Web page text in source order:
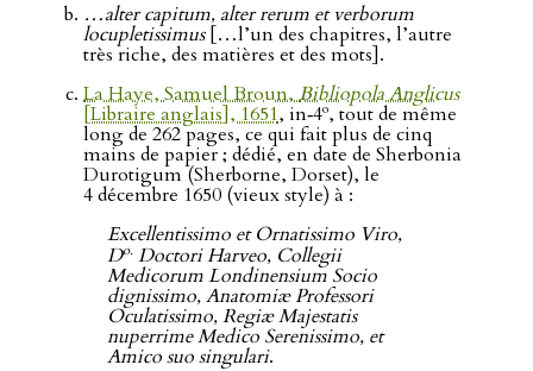
…alter capitum, alter rerum et verborum
locupletissimus[…l’un des chapitres, l’autre
très riche, des matières et des mots].
La Haye, Samuel Broun,Bibliopola Anglicus
[Libraire anglais], 1651, in‑4o, tout de même
long de 262 pages, ce qui fait plus de cinq
mains de papier ; dédié, en date de Sherbonia
Durotigum (Sherborne, Dorset), le
4 décembre 1650 (vieux style) à :
Excellentissimo et Ornatissimo Viro,
Do. Doctori Harveo, Collegii
Medicorum Londinensium Socio
dignissimo, Anatomiæ Professori
Oculatissimo, Regiæ Majestatis
nuperrime Medico Serenissimo, et
Amico suo singulari.